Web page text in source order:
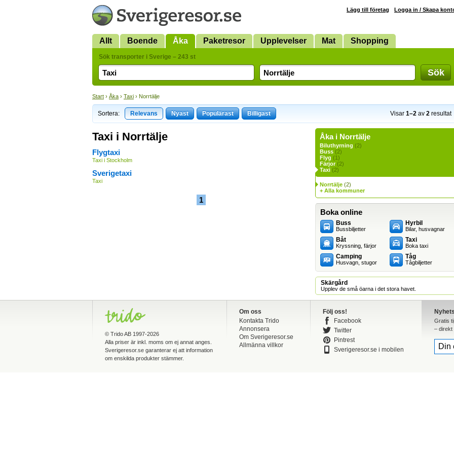
Lägg till företag Logga in / Skapa
Allt Boende Åka Paketresor Upplevelser Mat Shopping
Sök transporter i Sverige – 243 st
Sök
Start › Åka › Taxi › Norrtälje
Sortera: Relevans Nyast Populärast Billigast Visar 1–2 av 2 resultat
Taxi i Norrtälje
Flygtaxi
Taxi i Stockholm
Sverigetaxi
Taxi
1
Åka i Norrtälje
Biluthyrning (2)
Buss (2)
Flyg (1)
Färjor(2)
Taxi (2)
Norrtälje (2)
+ Alla kommuner
Boka online
Buss
Bussbiljetter
Båt
Kryssning, färjor
Camping
Husvagn, stugor
Hyrbil
Bilar, husvagnar
Taxi
Boka taxi
Tåg
Tågbiljetter
Skärgård
Upplev de små öarna i det stora havet.
© Trido AB 1997-2026
Alla priser är inkl. moms om ej annat anges.
Sverigeresor.se garanterar ej att information
om enskilda produkter stämmer.
Om oss
Kontakta Trido
Annonsera
Om Sverigeresor.se
Allmänna villkor
Följ oss!
Facebook
Twitter
Pintrest
Sverigeresor.se i mobilen
Gratis
– direkt